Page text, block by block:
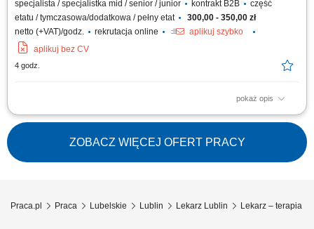
specjalista / specjalistka mid / senior / junior kontrakt B2B
część
etatu / tymczasowa/dodatkowa / pełny etat
300,00 - 350,00 zł
netto (+VAT)/godz.
rekrutacja online
aplikuj szybko
aplikuj bez CV
4 godz.
pokaż opis
Opis stanowiska Prowadzenie konsultacji lekarskich z pacjentami w
zakresie terapii opartej o medyczną marihuanę; Ocena wskazań do
leczenia oraz dobór indywidualnych zaleceń terapeutycznych;
Prowadzenie dokumentacji medycznej zgodnie z obowiązującymi
standardami; Praca w gabinecie stacjonarnym...
ZOBACZ WIĘCEJ OFERT PRACY
Praca.pl Praca Lubelskie Lublin Lekarz Lublin Lekarz – terapia